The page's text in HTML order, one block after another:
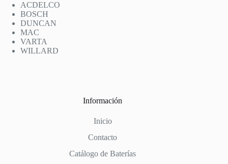
ACDELCO
BOSCH
DUNCAN
MAC
VARTA
WILLARD
Información
Inicio
Contacto
Catálogo de Baterías